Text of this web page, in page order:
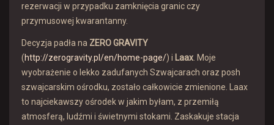
rezerwacji w przypadku zamknięcia granic czy
przymusowej kwarantanny.
Decyzja padła na ZERO GRAVITY
(http://zerogravity.pl/en/home-page/) i Laax . Moje
wyobrażenie o lekko zadufanych Szwajcarach oraz posh
szwajcarskim ośrodku, zostało całkowicie zmienione. Laax
to najciekawszy ośrodek w jakim byłam, z przemiłą
atmosferą, ludźmi i świetnymi stokami. Zaskakuje stacja